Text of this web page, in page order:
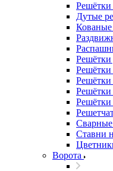
Решётки
Дутые
Решётки
Решётки
Ставни
Ворота